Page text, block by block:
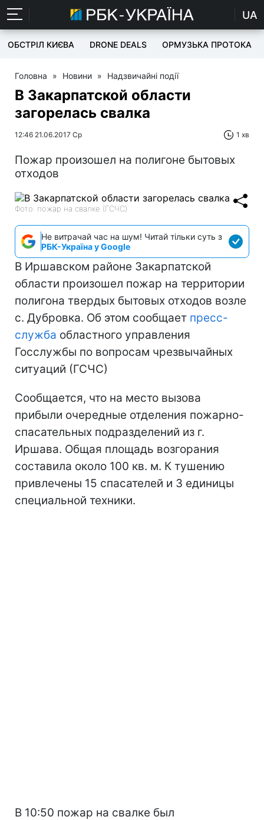
UA
ОБСТРІЛ КИЄВА DRONE DEALS ОРМУЗЬКА ПРОТОКА
Головна » Новини » Надзвичайні події
В Закарпатской области
загорелась свалка
12:46 21.06.2017 Ср 1 хв
Пожар произошел на полигоне бытовых
отходов
Фото: пожар на свалке (ГСЧС)
Не витрачай час на шум! Читай тільки суть з
РБК-Україна у Google
В Иршавском районе Закарпатской
области произошел пожар на территории
полигона твердых бытовых отходов возле
с. Дубровка. Об этом сообщает пресс-
служба областного управления
Госслужбы по вопросам чрезвычайных
ситуаций (ГСЧС)
Сообщается, что на место вызова
прибыли очередные отделения пожарно-
спасательных подразделений из г.
Иршава. Общая площадь возгорания
составила около 100 кв. м. К тушению
привлечены 15 спасателей и 3 единицы
специальной техники.
В 10:50 пожар на свалке был